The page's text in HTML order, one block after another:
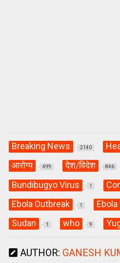
Breaking News 2140
आरोग्य 499 देश/विदेश 846
Bundibugyo Virus 1
Ebola Outbreak 1
Sudan 1 who 9
AUTHOR: GANESH